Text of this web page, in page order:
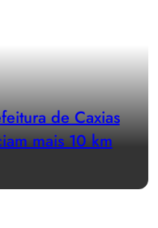
de Caxias
mais 10 km